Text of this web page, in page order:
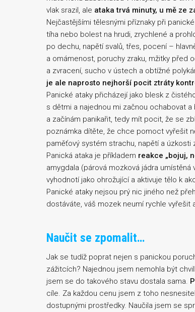
vlak srazil, ale ataka trvá minuty, u mě ze
Nejčastějšími tělesnými příznaky při
tíha nebo bolest na hrudi, zrychlené a
po dechu, napětí svalů, třes, pocení –
a omámenost, poruchy zraku, mžitky před
a zvracení, sucho v ústech a obtížné
je ale naprosto nejhorší pocit ztráty
Panické ataky přicházejí jako blesk z
s dětmi a najednou mi začnou ochabovat
a začínám panikařit, tedy mít pocit, že se
poznámka dítěte, že chce pomoct vyřešit
paměťový systém strachu, napětí a úzkosti
Panická ataka je příkladem reakce „bojuj,
amygdala (párová mozková jádra
vyhodnotí jako ohrožující a aktivuje tělo k
Panické ataky nejsou prý nic jiného než
dostáváte, váš mozek neumí rychle vyřešit
Naučit se zpomalit…
Jak se tudíž poprat nejen s panickou
zážitcích? Najednou jsem nemohla být
jsem se do takového stavu dostala sama.
cíle. Za každou cenu jsem z toho
dostupnými prostředky. Naučila jsem se